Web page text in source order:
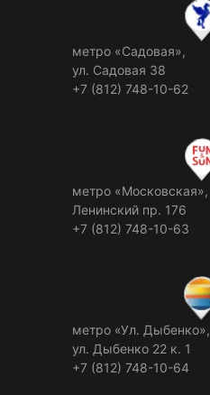
метро «Садовая»,
ул. Садовая 38
+7 (812) 748-10-62
метро «Московская»,
Ленинский пр. 176
+7 (812) 748-10-63
метро «Ул. Дыбенко»,
ул. Дыбенко 22 к. 1
+7 (812) 748-10-64